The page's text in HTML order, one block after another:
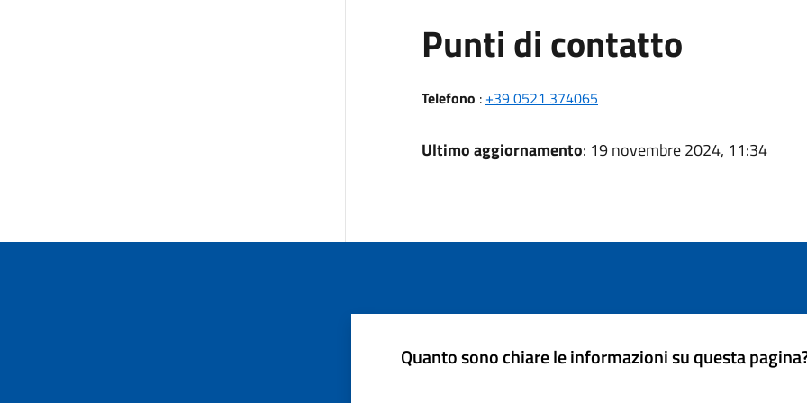
Punti di contatto
Telefono : +39 0521 374065
Ultimo aggiornamento: 19 novembre 2024, 11:34
Quanto sono chiare le informazioni su questa